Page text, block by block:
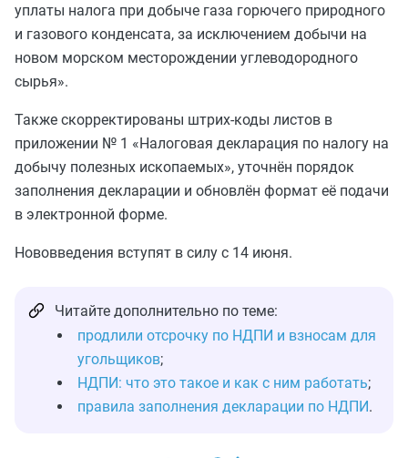
уплаты налога при добыче газа горючего природного
и газового конденсата, за исключением добычи на
новом морском месторождении углеводородного
сырья».
Также скорректированы штрих‑коды листов в
приложении № 1 «Налоговая декларация по налогу на
добычу полезных ископаемых», уточнён порядок
заполнения декларации и обновлён формат её подачи
в электронной форме.
Нововведения вступят в силу с 14 июня.
Читайте дополнительно по теме:
продлили отсрочку по НДПИ и взносам для
угольщиков;
НДПИ: что это такое и как с ним работать;
правила заполнения декларации по НДПИ.